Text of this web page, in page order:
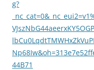
g?
44B71